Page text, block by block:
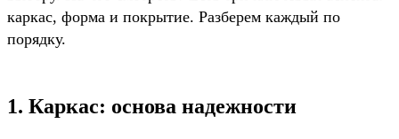
каркас, форма и покрытие. Разберем каждый по
порядку.
1. Каркас: основа надежности